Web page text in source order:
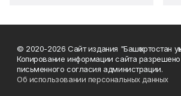
© 2020-2026 Сайт издания "Башҡортостан
Копирование информации сайта разрешено
письменного согласия администрации.
Об использовании персональных данных